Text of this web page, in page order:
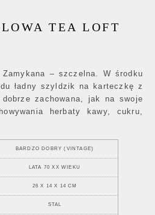
TEA LOFT
– szczelna. W środku
ładny szyldzik na karteczkę z
zachowana, jak na swoje
herbaty kawy, cukru,
BARDZO DOBRY (VINTAGE)
LATA 70 XX WIEKU
26 X 14 X 14 CM
STAL